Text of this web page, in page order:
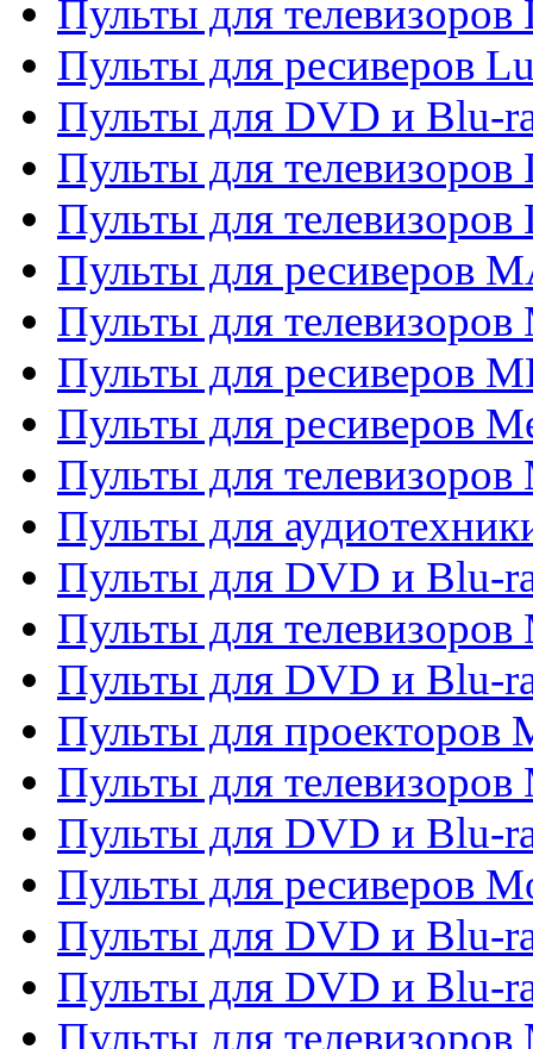
Пульты для
Пульты для ресиверов
Пульты для DVD и Blu-
Пульты для телевизоров
Пульты для телевизоров
Пульты для ресиверов
Пульты для телевизоров
Пульты для ресиверов
Пульты для ресиверов
Пульты для телевизоров
Пульты для
Пульты для DVD и Blu-
Пульты для
Пульты для DVD и Blu-
Пульты для проекторов
Пульты для
Пульты для DVD и Blu-
Пульты для ресиверов
Пульты для DVD и Blu-
Пульты для DVD и Blu-
Пульты для телевизоров